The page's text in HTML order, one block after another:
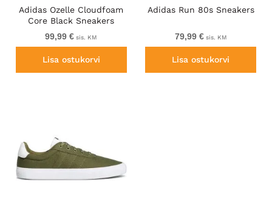
Adidas Ozelle Cloudfoam
Core Black Sneakers
99,99 € sis. KM
Lisa ostukorvi
Adidas Run 80s Sneakers
79,99 €sis. KM
Lisa ostukorvi